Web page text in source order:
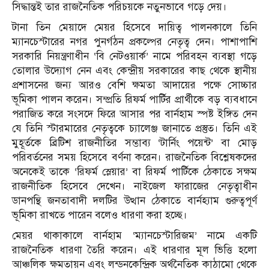
সিদ্ধান্তই তার রাজনৈতিক পরিচয়কে নতুনভাবে গড়ে দেয়।
টানা তিন মেয়াদে মেয়র হিসেবে দায়িত্ব পালনকালে তিনি
ম্যানচেস্টারের নগর পুনর্গঠন প্রকল্পের নেতৃত্ব দেন। পাশাপাশি
সরকারি নিয়ন্ত্রণাধীন ‘বি নেটওয়ার্ক’ নামে পরিবহন ব্যবস্থা গড়ে
তোলার উদ্যোগ নেন এবং কেন্দ্রীয় সরকারের কাছ থেকে স্থানীয়
প্রশাসনের জন্য আরও বেশি ক্ষমতা আদায়ের পক্ষে সোচ্চার
ভূমিকা পালন করেন। সম্প্রতি রিফর্ম পার্টির প্রার্থীকে বড় ব্যবধানে
পরাজিত করে সংসদে ফিরে আসার পর বার্নহাম স্পষ্ট ইঙ্গিত দেন
যে তিনি স্টারমারের নেতৃত্বকে চ্যালেঞ্জ জানাতে প্রস্তুত। তিনি এই
মুহূর্তকে ব্রিটিশ রাজনীতির সম্ভাব্য ‘টার্নিং পয়েন্ট’ বা মোড়
পরিবর্তনের সময় হিসেবে বর্ণনা করেন। রাজনৈতিক বিশ্লেষকদের
অনেকেই তাকে ‘রিফর্ম স্লেয়ার’ বা রিফর্ম পার্টিকে ঠেকাতে সক্ষম
রাজনীতিক হিসেবে দেখেন। নাইজেল ফারাজের নেতৃত্বাধীন
ডানপন্থি জনতাবাদী দলটির উত্থান ঠেকাতে বার্নহ্যাম গুরুত্বপূর্ণ
ভূমিকা রাখতে পারেন বলেও ধারণা করা হচ্ছে।
মেয়র থাকাকালে বার্নহাম ‘ম্যানচেস্টারিজম’ নামে একটি
রাজনৈতিক ধারণা তৈরি করেন। এই ধারণার মূল ভিত্তি হলো
আঞ্চলিক ক্ষমতায়ন এবং লন্ডনকেন্দ্রিক অর্থনৈতিক কাঠামো থেকে